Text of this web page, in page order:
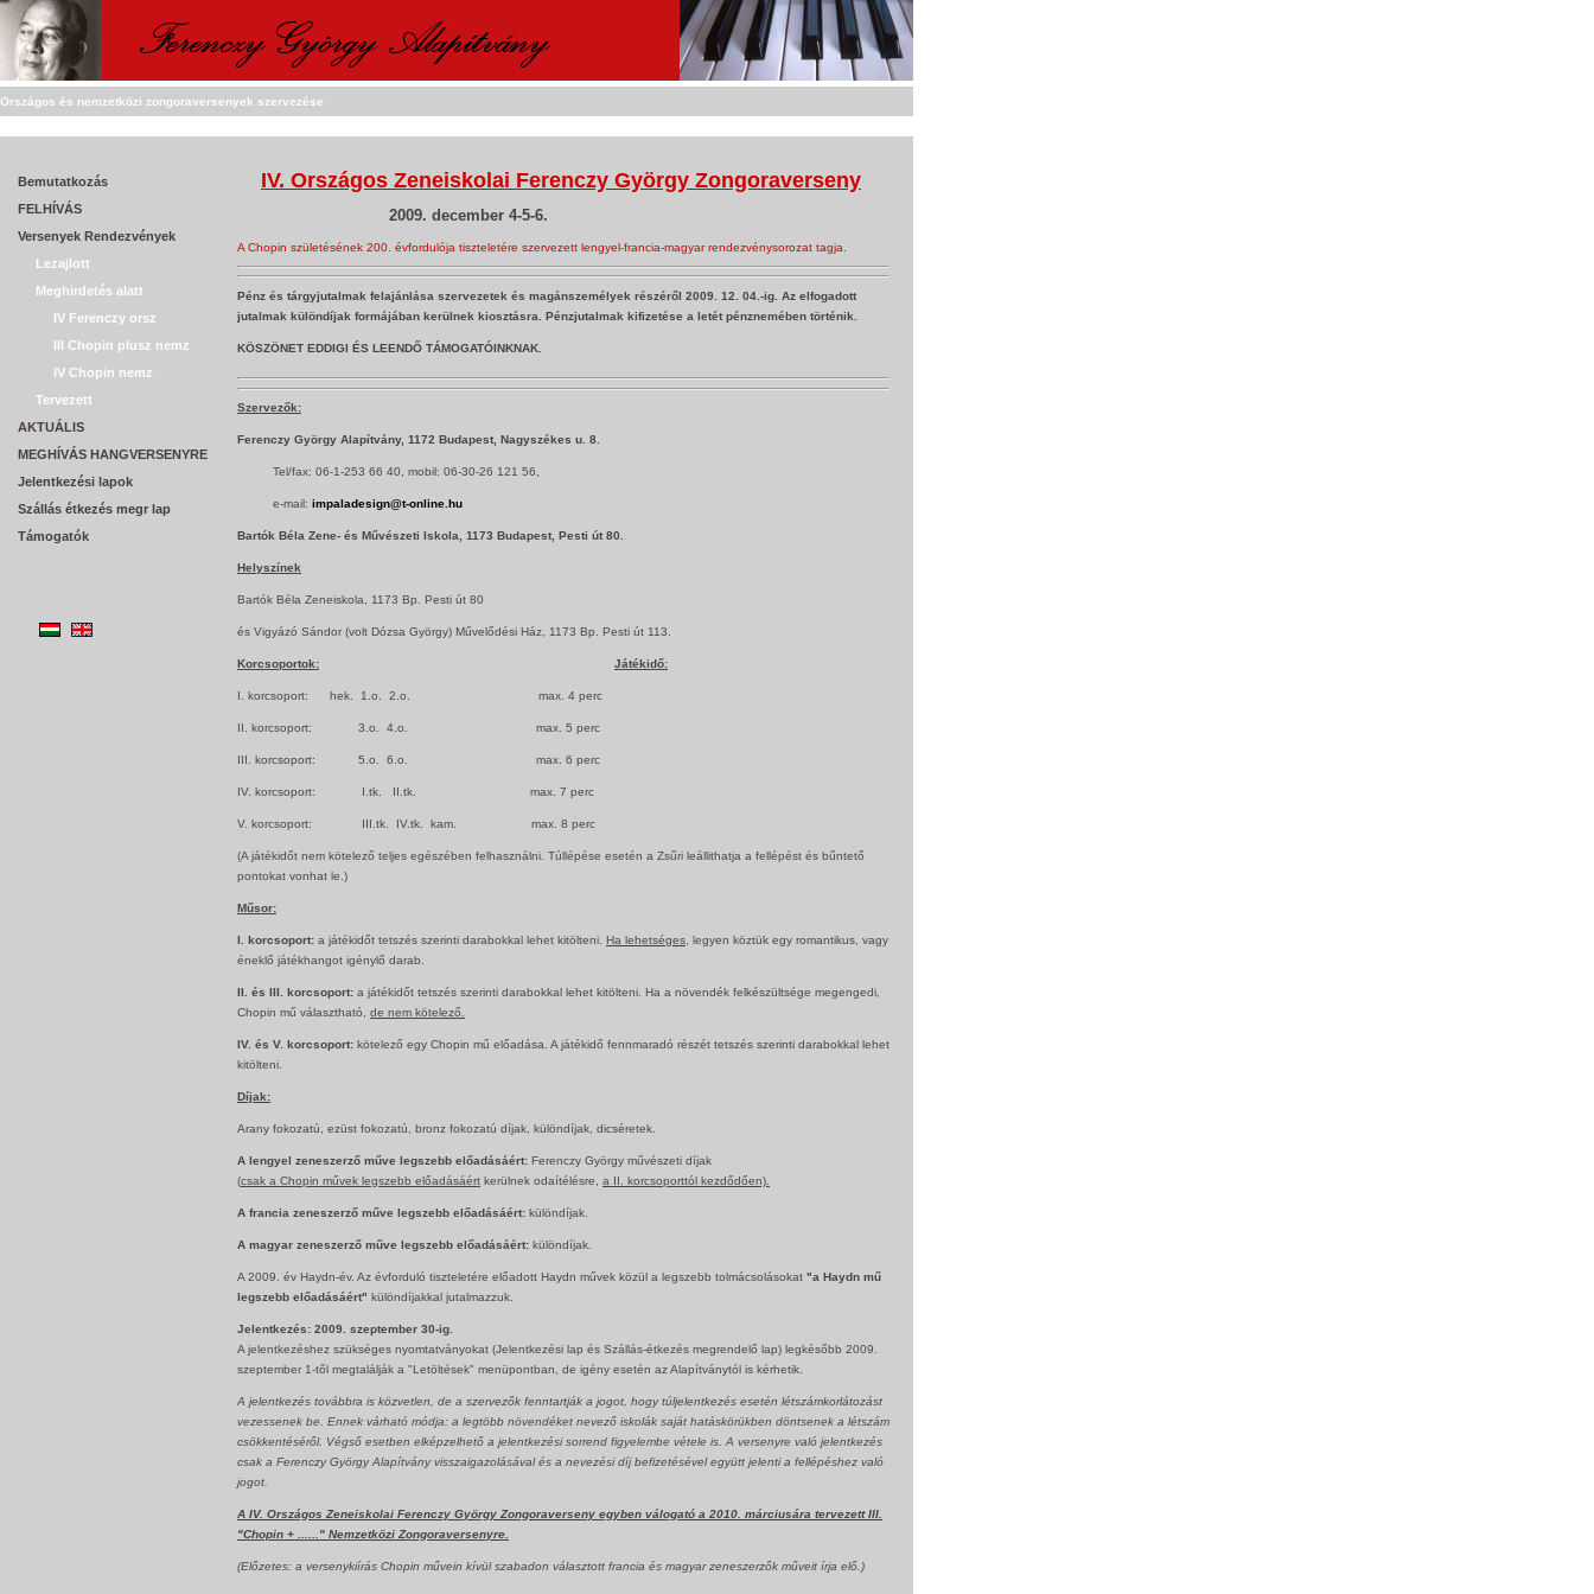
Országos és nemzetközi zongoraversenyek szervezése
Bemutatkozás
FELHÍVÁS
Versenyek Rendezvények
Lezajlott
Meghirdetés alatt
IV Ferenczy orsz
III Chopin plusz nemz
IV Chopin nemz
Tervezett
AKTUÁLIS
MEGHÍVÁS HANGVERSENYRE
Jelentkezési lapok
Szállás étkezés megr lap
Támogatók
IV. Országos Zeneiskolai Ferenczy György Zongoraverseny
2009. december 4-5-6.
A Chopin születésének 200. évfordulója tiszteletére szervezett lengyel-francia-magyar rendezvénysorozat tagja.
Pénz és tárgyjutalmak felajánlása szervezetek és magánszemélyek részéről 2009. 12. 04.-ig. Az elfogadott
jutalmak különdíjak formájában kerülnek kiosztásra. Pénzjutalmak kifizetése a letét pénznemében történik.
KÖSZÖNET EDDIGI ÉS LEENDŐ TÁMOGATÓINKNAK.
Szervezők:
Ferenczy György Alapítvány, 1172 Budapest, Nagyszékes u. 8.
Tel/fax: 06-1-253 66 40, mobil: 06-30-26 121 56,
e-mail: impaladesign@t-online.hu
Bartók Béla Zene- és Művészeti Iskola, 1173 Budapest, Pesti út 80.
Helyszínek
Bartók Béla Zeneiskola, 1173 Bp. Pesti út 80
és Vigyázó Sándor (volt Dózsa György) Művelődési Ház, 1173 Bp. Pesti út 113.
Korcsoportok: Játékidő:
I. korcsoport: hek. 1.o. 2.o. max. 4 perc
II. korcsoport: 3.o. 4.o. max. 5 perc
III. korcsoport: 5.o. 6.o. max. 6 perc
IV. korcsoport: I.tk. II.tk. max. 7 perc
V. korcsoport: III.tk. IV.tk. kam. max. 8 perc
(A játékidőt nem kötelező teljes egészében felhasználni. Túllépése esetén a Zsűri leállithatja a fellépést és bűntető
pontokat vonhat le.)
Műsor:
I. korcsoport: a játékidőt tetszés szerinti darabokkal lehet kitölteni. Ha lehetséges, legyen köztük egy romantikus, vagy
éneklő játékhangot igénylő darab.
II. és III. korcsoport: a játékidőt tetszés szerinti darabokkal lehet kitölteni. Ha a növendék felkészültsége megengedi,
Chopin mű választható, de nem kötelező.
IV. és V. korcsoport: kötelező egy Chopin mű előadása. A játékidő fennmaradó részét tetszés szerinti darabokkal lehet
kitölteni.
Díjak:
Arany fokozatú, ezüst fokozatú, bronz fokozatú díjak, különdíjak, dicséretek.
A lengyel zeneszerző műve legszebb előadásáért: Ferenczy György művészeti díjak
(csak a Chopin művek legszebb előadásáért kerülnek odaítélésre, a II. korcsoporttól kezdődően).
A francia zeneszerző műve legszebb előadásáért: különdíjak.
A magyar zeneszerző műve legszebb előadásáért: különdíjak.
A 2009. év Haydn-év. Az évforduló tiszteletére előadott Haydn művek közül a legszebb tolmácsolásokat "a Haydn mű
legszebb előadásáért" különdíjakkal jutalmazzuk.
Jelentkezés: 2009. szeptember 30-ig.
A jelentkezéshez szükséges nyomtatványokat (Jelentkezési lap és Szállás-étkezés megrendelő lap) legkésőbb 2009.
szeptember 1-től megtalálják a "Letöltések" menüpontban, de igény esetén az Alapítványtól is kérhetik.
A jelentkezés továbbra is közvetlen, de a szervezők fenntartják a jogot, hogy túljelentkezés esetén létszámkorlátozást
vezessenek be. Ennek várható módja: a legtöbb növendéket nevező iskolák saját hatáskörükben döntsenek a létszám
csökkentéséről. Végső esetben elképzelhető a jelentkezési sorrend figyelembe vétele is. A versenyre való jelentkezés
csak a Ferenczy György Alapítvány visszaigazolásával és a nevezési díj befizetésével együtt jelenti a fellépéshez való
jogot.
A IV. Országos Zeneiskolai Ferenczy György Zongoraverseny egyben válogató a 2010. márciusára tervezett III.
"Chopin + ......" Nemzetközi Zongoraversenyre.
(Előzetes: a versenykiírás Chopin művein kívül szabadon választott francia és magyar zeneszerzők műveit írja elő.)